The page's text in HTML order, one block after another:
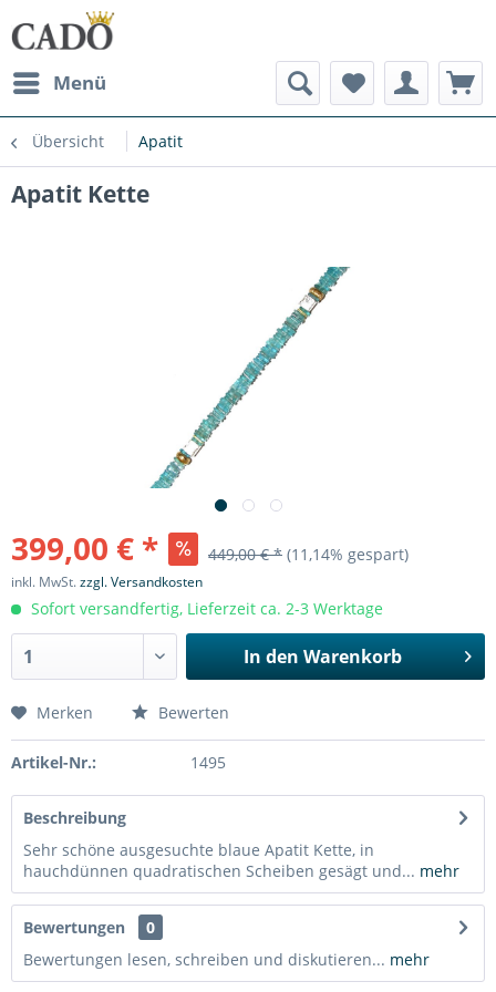
Menü
Übersicht Apatit
Apatit Kette
399,00 € * 449,00 € * (11,14% gespart)
inkl. MwSt.zzgl. Versandkosten
Sofort versandfertig, Lieferzeit ca. 2-3 Werktage
In den Warenkorb
Merken Bewerten
Artikel-Nr.: 1495
Beschreibung
Sehr schöne ausgesuchte blaue Apatit Kette, in
hauchdünnen quadratischen Scheiben gesägt und... mehr
Bewertungen
0
Bewertungen lesen, schreiben und diskutieren... mehr